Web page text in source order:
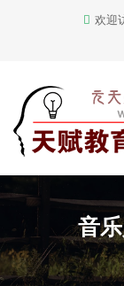
欢迎
音